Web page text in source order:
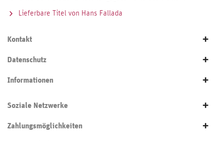
Lieferbare Titel von Hans Fallada
Kontakt
Datenschutz
Informationen
Soziale Netzwerke
Zahlungsmöglichkeiten